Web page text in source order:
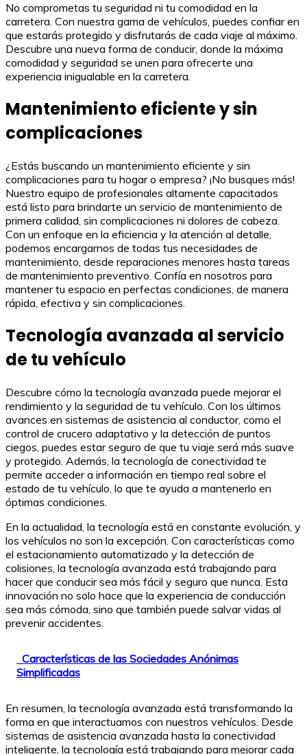
No comprometas tu seguridad ni tu comodidad en la
carretera. Con nuestra gama de vehículos, puedes confiar en
que estarás protegido y disfrutarás de cada viaje al máximo.
Descubre una nueva forma de conducir, donde la máxima
comodidad y seguridad se unen para ofrecerte una
experiencia inigualable en la carretera.
Mantenimiento eficiente y sin
complicaciones
¿Estás buscando un mantenimiento eficiente y sin
complicaciones para tu hogar o empresa? ¡No busques más!
Nuestro equipo de profesionales altamente capacitados
está listo para brindarte un servicio de mantenimiento de
primera calidad, sin complicaciones ni dolores de cabeza.
Con un enfoque en la eficiencia y la atención al detalle,
podemos encargarnos de todas tus necesidades de
mantenimiento, desde reparaciones menores hasta tareas
de mantenimiento preventivo. Confía en nosotros para
mantener tu espacio en perfectas condiciones, de manera
rápida, efectiva y sin complicaciones.
Tecnología avanzada al servicio
de tu vehículo
Descubre cómo la tecnología avanzada puede mejorar el
rendimiento y la seguridad de tu vehículo. Con los últimos
avances en sistemas de asistencia al conductor, como el
control de crucero adaptativo y la detección de puntos
ciegos, puedes estar seguro de que tu viaje será más suave
y protegido. Además, la tecnología de conectividad te
permite acceder a información en tiempo real sobre el
estado de tu vehículo, lo que te ayuda a mantenerlo en
óptimas condiciones.
En la actualidad, la tecnología está en constante evolución, y
los vehículos no son la excepción. Con características como
el estacionamiento automatizado y la detección de
colisiones, la tecnología avanzada está trabajando para
hacer que conducir sea más fácil y seguro que nunca. Esta
innovación no solo hace que la experiencia de conducción
sea más cómoda, sino que también puede salvar vidas al
prevenir accidentes.
Características de las Sociedades Anónimas
Simplificadas
En resumen, la tecnología avanzada está transformando la
forma en que interactuamos con nuestros vehículos. Desde
sistemas de asistencia avanzada hasta la conectividad
inteligente, la tecnología está trabajando para mejorar cada